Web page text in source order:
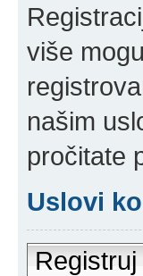
više
našim
pročitate
Uslovi
Registruj